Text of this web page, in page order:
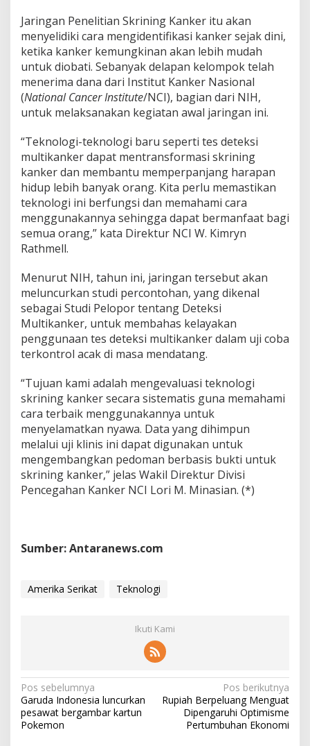
Jaringan Penelitian Skrining Kanker itu akan
menyelidiki cara mengidentifikasi kanker sejak dini,
ketika kanker kemungkinan akan lebih mudah
untuk diobati. Sebanyak delapan kelompok telah
menerima dana dari Institut Kanker Nasional
(National Cancer Institute/NCI), bagian dari NIH,
untuk melaksanakan kegiatan awal jaringan ini.
“Teknologi-teknologi baru seperti tes deteksi
multikanker dapat mentransformasi skrining
kanker dan membantu memperpanjang harapan
hidup lebih banyak orang. Kita perlu memastikan
teknologi ini berfungsi dan memahami cara
menggunakannya sehingga dapat bermanfaat bagi
semua orang,” kata Direktur NCI W. Kimryn
Rathmell.
Menurut NIH, tahun ini, jaringan tersebut akan
meluncurkan studi percontohan, yang dikenal
sebagai Studi Pelopor tentang Deteksi
Multikanker, untuk membahas kelayakan
penggunaan tes deteksi multikanker dalam uji coba
terkontrol acak di masa mendatang.
“Tujuan kami adalah mengevaluasi teknologi
skrining kanker secara sistematis guna memahami
cara terbaik menggunakannya untuk
menyelamatkan nyawa. Data yang dihimpun
melalui uji klinis ini dapat digunakan untuk
mengembangkan pedoman berbasis bukti untuk
skrining kanker,” jelas Wakil Direktur Divisi
Pencegahan Kanker NCI Lori M. Minasian. (*)
Sumber: Antaranews.com
Amerika Serikat Teknologi
Ikuti Kami
N
a
v
Pos sebelumnya
Garuda Indonesia luncurkan
pesawat bergambar kartun
Pokemon
Pos berikutnya
Rupiah Berpeluang Menguat
Dipengaruhi Optimisme
Pertumbuhan Ekonomi